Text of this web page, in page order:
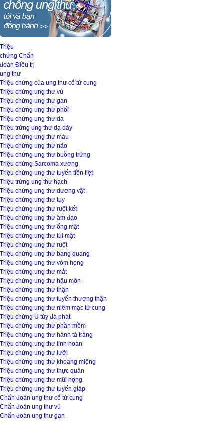
Triệu
chứng Chẩn
đoán Điều trị
ung thư
Triệu chứng của ung thư cổ tử cung
Triệu chứng ung thư vú
Triệu chứng ung thư gan
Triệu chứng ung thư phổi
Triệu chứng ung thư da
Triệu trứng ung thư dạ dày
Triệu chứng ung thư máu
Triệu chứng ung thư não
Triệu chứng ung thư buồng trứng
Triệu chứng Sarcoma xương
Triệu chứng ung thư tuyến tiền liệt
Triệu trứng ung thư hạch
Triệu chứng ung thư dương vật
Triệu chứng ung thư tụy
Triệu chứng ung thư ruột kết
Triệu chứng ung thư âm đạo
Triệu chứng ung thư ống mật
Triệu chứng ung thư túi mật
Triệu chứng ung thư ruột
Triệu chứng ung thư bàng quang
Triệu chứng ung thư vòm họng
Triệu chứng ung thư mắt
Triệu chứng ung thư hậu môn
Triệu chứng ung thư thận
Triệu chứng ung thư tuyến thượng thận
Triệu chứng ung thư niêm mạc tử cung
Triệu chứng U tủy đa phát
Triệu chứng ung thư phần mềm
Triệu chứng ung thư hành tá tràng
Triệu chứng ung thư tinh hoàn
Triệu chứng ung thư lưỡi
Triệu chứng ung thư khoang miệng
Triệu chứng ung thư thực quản
Triệu chứng ung thư mũi họng
Triệu chứng ung thư tuyến giáp
Chẩn đoán ung thư cổ tử cung
Chẩn đoán ung thư vú
Chẩn đoán ung thư gan